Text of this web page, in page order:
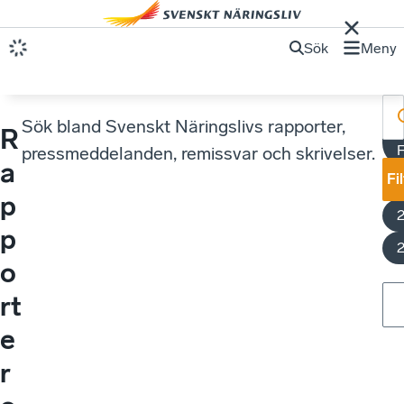
Sök Meny
R
a
p
p
o
rt
e
r
Sök bland Svenskt Näringslivs rapporter,
pressmeddelanden, remissvar och skrivelser.